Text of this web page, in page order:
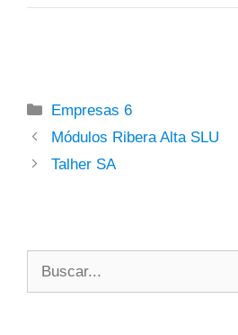
Categorías
Empresas 6
Módulos Ribera Alta SLU
Talher SA